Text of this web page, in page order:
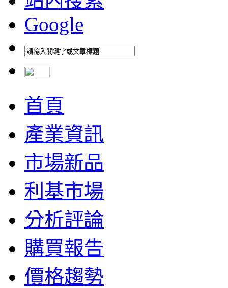
Google
首頁
產業資訊
市場新品
利基市場
分析評論
購買報告
價格趨勢